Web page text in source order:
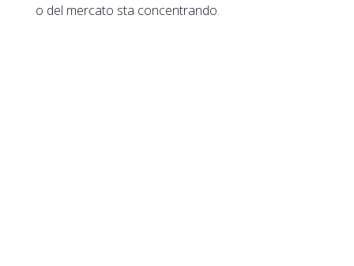
o del mercato sta concentrando.